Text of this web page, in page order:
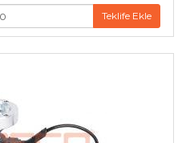
Teklife Ekle